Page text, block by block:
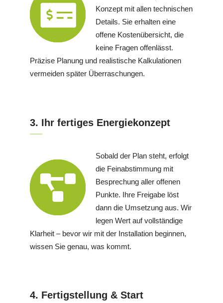
Konzept mit allen technischen
Details. Sie erhalten eine
offene Kostenübersicht, die
keine Fragen offenlässt.
Präzise Planung und realistische Kalkulationen
vermeiden später Überraschungen.
3. Ihr fertiges Energiekonzept
Sobald der Plan steht, erfolgt
die Feinabstimmung mit
Besprechung aller offenen
Punkte. Ihre Freigabe löst
dann die Umsetzung aus. Wir
legen Wert auf vollständige
Klarheit – bevor wir mit der Installation beginnen,
wissen Sie genau, was kommt.
4. Fertigstellung & Start